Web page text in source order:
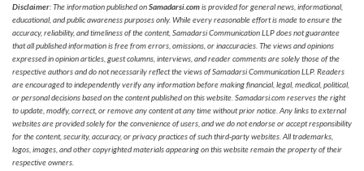
Disclaimer: The information published onSamadarsi.comis provided for general news, informational,
educational, and public awareness purposes only. While every reasonable effort is made to ensure the
accuracy, reliability, and timeliness of the content, Samadarsi Communication LLP does not guarantee
that all published information is free from errors, omissions, or inaccuracies. The views and opinions
expressed in opinion articles, guest columns, interviews, and reader comments are solely those of the
respective authors and do not necessarily reflect the views of Samadarsi Communication LLP. Readers
are encouraged to independently verify any information before making financial, legal, medical, political,
or personal decisions based on the content published on this website. Samadarsi.com reserves the right
to update, modify, correct, or remove any content at any time without prior notice. Any links to external
websites are provided solely for the convenience of users, and we do not endorse or accept responsibility
for the content, security, accuracy, or privacy practices of such third-party websites. All trademarks,
logos, images, and other copyrighted materials appearing on this website remain the property of their
respective owners.